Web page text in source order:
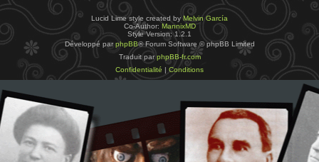
Lucid Lime style created by Melvin García
Co-Author: MannixMD
Style Version: 1.2.1
Développé parphpBB® Forum Software © phpBB Limited
Traduit par phpBB-fr.com
Confidentialité | Conditions